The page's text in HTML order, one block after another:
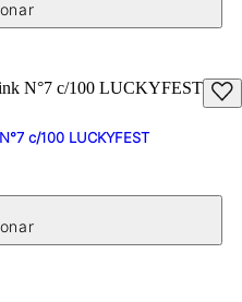
c/100 LUCKYFEST